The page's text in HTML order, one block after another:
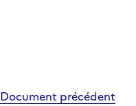
Document précédent